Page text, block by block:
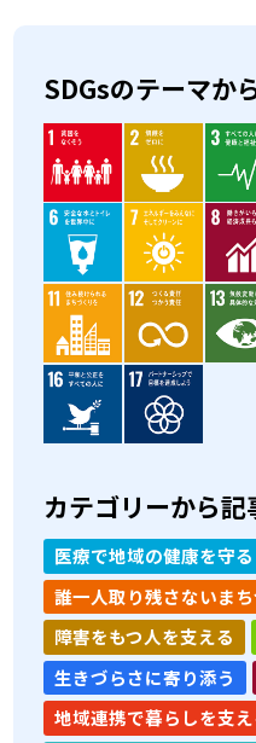
SDGsのテーマか
カテゴリーから記
医療で地域の健康を守る
誰一人取り残さないまち
障害をもつ人を支える
生きづらさに寄り添う
地域連携で暮らしを支え